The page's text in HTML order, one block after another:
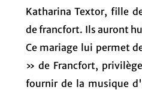
Katharina Textor, fille
de francfort. Ils auront
Ce mariage lui permet
» de Francfort,
fournir de la musique